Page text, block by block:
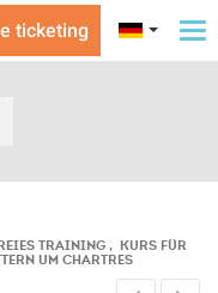
ticketing
TRAINING , KURS FÜR
UM CHARTRES